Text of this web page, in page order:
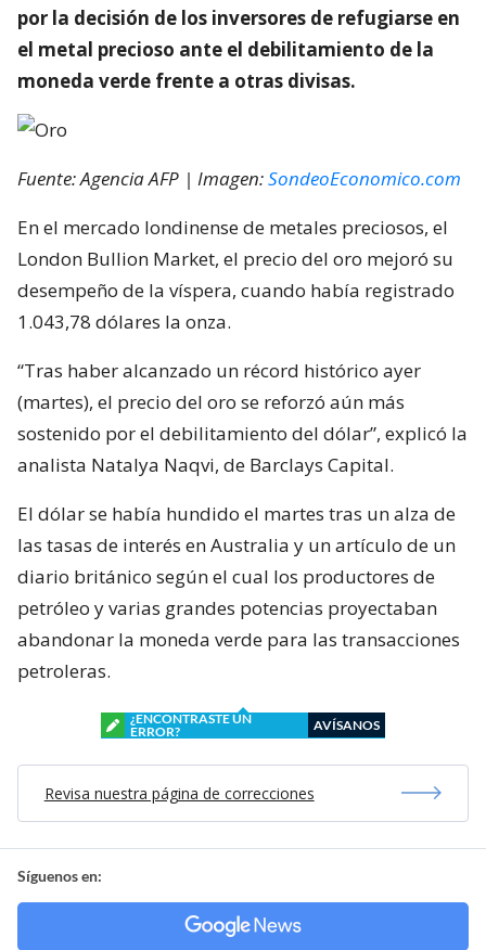
por la decisión de los inversores de refugiarse en
el metal precioso ante el debilitamiento de la
moneda verde frente a otras divisas.
Fuente: Agencia AFP | Imagen:SondeoEconomico.com
En el mercado londinense de metales preciosos, el
London Bullion Market, el precio del oro mejoró su
desempeño de la víspera, cuando había registrado
1.043,78 dólares la onza.
“Tras haber alcanzado un récord histórico ayer
(martes), el precio del oro se reforzó aún más
sostenido por el debilitamiento del dólar”, explicó la
analista Natalya Naqvi, de Barclays Capital.
El dólar se había hundido el martes tras un alza de
las tasas de interés en Australia y un artículo de un
diario británico según el cual los productores de
petróleo y varias grandes potencias proyectaban
abandonar la moneda verde para las transacciones
petroleras.
¿ENCONTRASTE UN
ERROR?
AVÍSANOS
Revisa nuestra página de correcciones
Síguenos en: